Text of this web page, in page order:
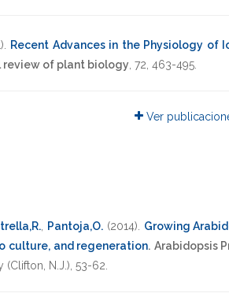
Recent Advances in the Physiology of
review of plant biology 72 463-495
Ver
, Pantoja,O. (2014)
Growing
culture, and regeneration. Arabidopsis
N.J.) 53-62